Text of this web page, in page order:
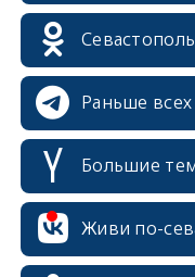
Раньше
Большие
Живи по-